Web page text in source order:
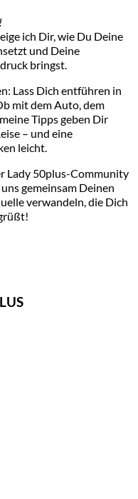
ich Dir, wie Du Deine
und Deine
bringst.
Lass Dich entführen in
mit dem Auto, dem
Tipps geben Dir
– und eine
leicht.
Lady 50plus-Community
gemeinsam Deinen
verwandeln, die Dich